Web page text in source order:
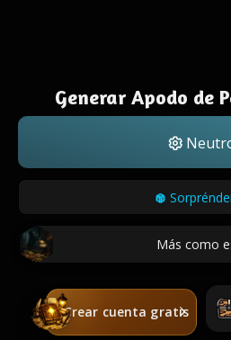
Generar Apodo de
Más como
Crear cuenta gratis